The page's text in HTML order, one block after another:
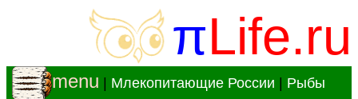
πLife.ru
menu Млекопитающие России
Рыбы